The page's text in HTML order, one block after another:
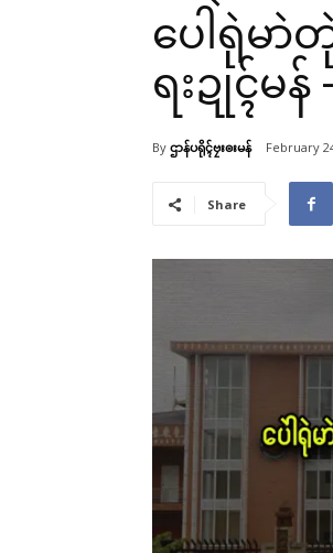
ပေါဲရုဲမ
ရးဍုၚ်မန်
By ဌာန်ပရိုၚ်ဗၠးၜးမန် February
Share